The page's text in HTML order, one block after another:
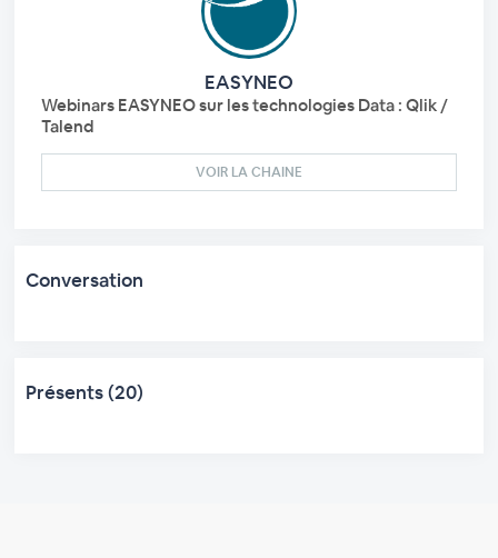
EASYNEO
Webinars EASYNEO sur les technologies Data : Qlik /
Talend
VOIR LA CHAINE
Conversation
Présents (20)